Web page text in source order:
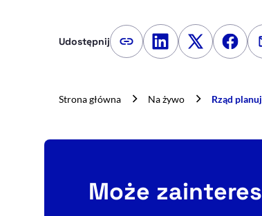
Udostępnij Kopiuj link artykułu
Udostępnij na
Udostępnij
Strona główna Na żywo Rząd
Może